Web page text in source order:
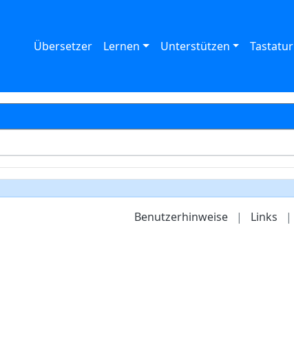
Übersetzer Lernen Unterstützen Tastatur
Benutzerhinweise | Links |